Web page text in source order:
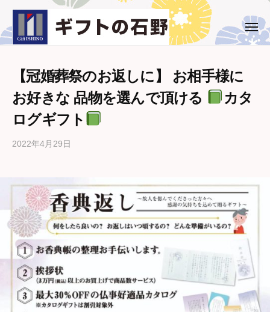
テ
ギ
ト
の
石
西
・
新
フ
ト
専
門
メ
ニ
ュ
【冠婚葬祭のお返しに】 お相手様に
お好きな 品物を選んで頂ける
カタ
ログギフト
2022年4月29日
フ
ト
の
石
野
ト
の
石